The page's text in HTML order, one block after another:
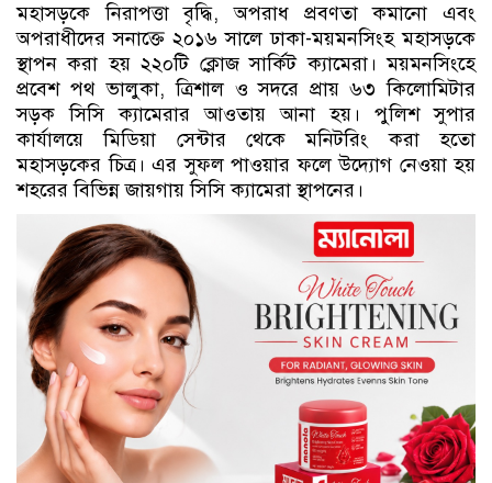
মহাসড়কে নিরাপত্তা বৃদ্ধি, অপরাধ প্রবণতা কমানো এবং
অপরাধীদের সনাক্তে ২০১৬ সালে ঢাকা-ময়মনসিংহ মহাসড়কে
স্থাপন করা হয় ২২০টি ক্লোজ সার্কিট ক্যামেরা। ময়মনসিংহে
প্রবেশ পথ ভালুকা, ত্রিশাল ও সদরে প্রায় ৬৩ কিলোমিটার
সড়ক সিসি ক্যামেরার আওতায় আনা হয়। পুলিশ সুপার
কার্যালয়ে মিডিয়া সেন্টার থেকে মনিটরিং করা হতো
মহাসড়কের চিত্র। এর সুফল পাওয়ার ফলে উদ্যােগ নেওয়া হয়
শহরের বিভিন্ন জায়গায় সিসি ক্যামেরা স্থাপনের।